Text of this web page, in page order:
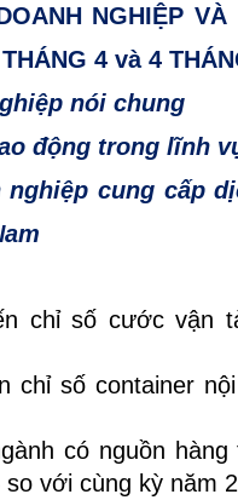
NGHIỆP
4 và 4
nói chung
động trong lĩnh
nghiệp cung cấp
chỉ số cước vận
chỉ số container
có nguồn hàng
với cùng kỳ năm